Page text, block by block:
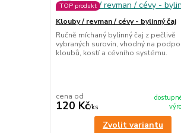
TOP produkt
Klouby / revman / cévy - bylinný čaj
Ručně míchaný bylinný čaj z pečlivě
vybraných surovin, vhodný na
kloubů, kostí a cévního systému.
cena od
120 Kč/ks
Zvolit variantu